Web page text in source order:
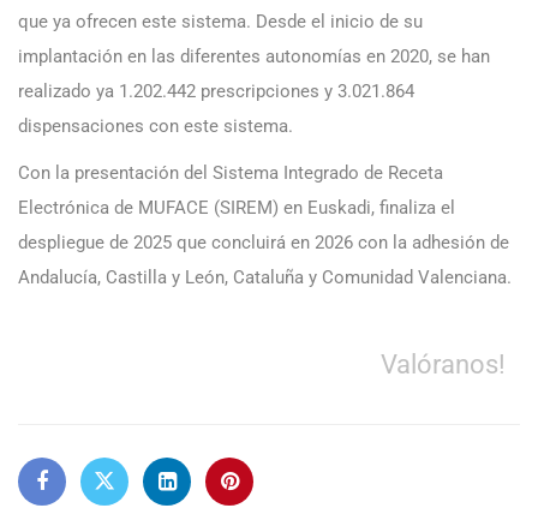
que ya ofrecen este sistema. Desde el inicio de su
implantación en las diferentes autonomías en 2020, se han
realizado ya 1.202.442 prescripciones y 3.021.864
dispensaciones con este sistema.
Con la presentación del Sistema Integrado de Receta
Electrónica de MUFACE (SIREM) en Euskadi, finaliza el
despliegue de 2025 que concluirá en 2026 con la adhesión de
Andalucía, Castilla y León, Cataluña y Comunidad Valenciana.
Valóranos!